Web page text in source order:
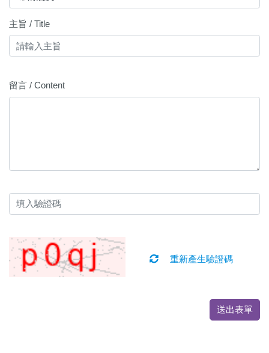
主旨 / Title
留言 / Content
重新產生驗證碼
送出表單